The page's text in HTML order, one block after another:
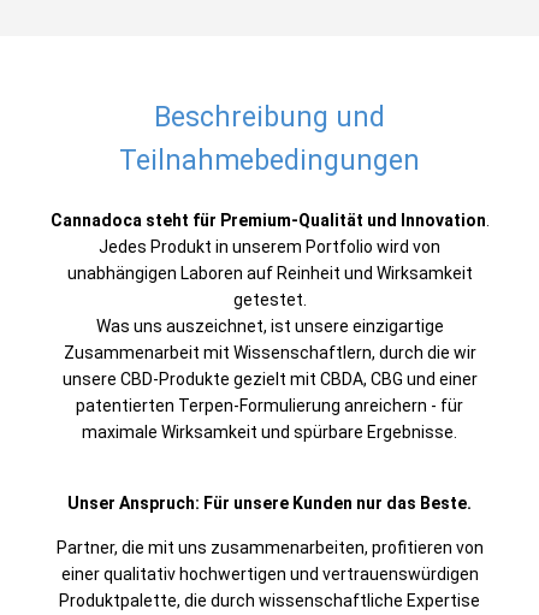
Beschreibung und
Teilnahmebedingungen
Cannadoca steht für Premium-Qualität und Innovation
Jedes Produkt in unserem Portfolio wird von
unabhängigen Laboren auf Reinheit und Wirksamkeit
getestet.
Was uns auszeichnet, ist unsere einzigartige
Zusammenarbeit mit Wissenschaftlern, durch die wir
unsere CBD-Produkte gezielt mit CBDA, CBG und einer
patentierten Terpen-Formulierung anreichern - für
maximale Wirksamkeit und spürbare Ergebnisse.
Unser Anspruch: Für unsere Kunden nur das Beste.
Partner, die mit uns zusammenarbeiten, profitieren von
einer qualitativ hochwertigen und vertrauenswürdigen
Produktpalette, die durch wissenschaftliche Expertise